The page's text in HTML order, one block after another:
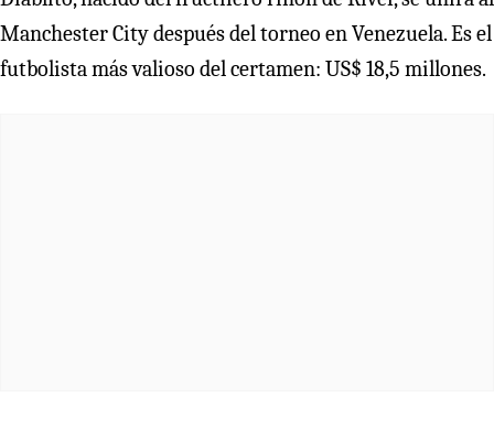
Manchester City después del torneo en Venezuela. Es el
futbolista más valioso del certamen: US$ 18,5 millones.